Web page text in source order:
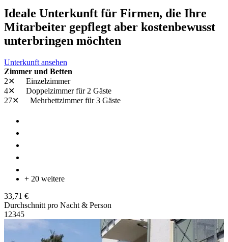
Ideale Unterkunft für Firmen, die Ihre
Mitarbeiter gepflegt aber kostenbewusst
unterbringen möchten
Unterkunft ansehen
Zimmer und Betten
2✕
Einzelzimmer
4✕
Doppelzimmerfür 2 Gäste
27✕
Mehrbettzimmerfür 3 Gäste
+ 20 weitere
33,71 €
Durchschnitt pro Nacht & Person
1 2345